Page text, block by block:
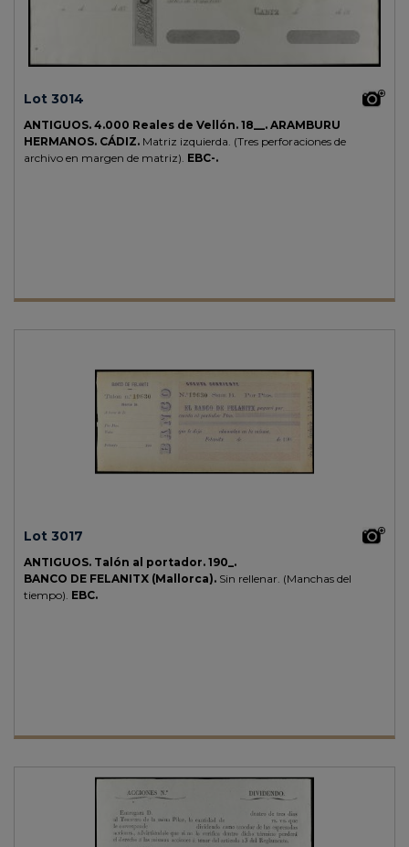
Lot 3014
ANTIGUOS. 4.000 Reales de Vellón. 18__. ARAMBURU
HERMANOS. CÁDIZ. Matriz izquierda. (Tres perforaciones de
archivo en margen de matriz). EBC-.
Lot 3017
ANTIGUOS. Talón al portador. 190_.
BANCO DE FELANITX (Mallorca). Sin rellenar. (Manchas del
tiempo). EBC.